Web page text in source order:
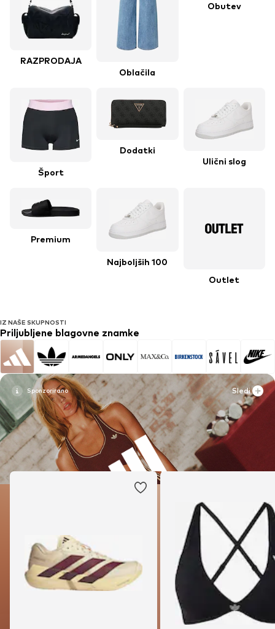
IZ NAŠE SKUPNOSTI
Priljubljene blagovne znamke
Sledi
Sledi
RAZPRODAJA
Oblačila
Obutev
Šport
Dodatki
Ulični slog
Premium
Najboljših 100
Outlet